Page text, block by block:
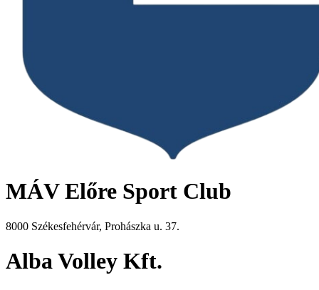
MÁV Előre Sport Club
8000 Székesfehérvár, Prohászka u. 37.
Alba Volley Kft.